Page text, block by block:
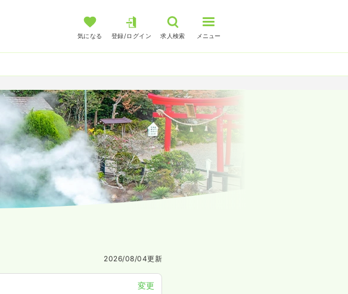
気になる 登録/ログイン 求人検索 メニュー
2026/08/04更新
変更